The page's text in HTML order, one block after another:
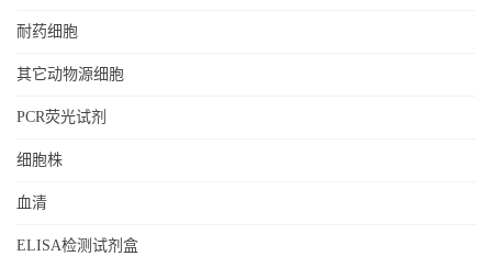
耐药细胞
其它动物源细胞
PCR荧光试剂
细胞株
血清
ELISA检测试剂盒